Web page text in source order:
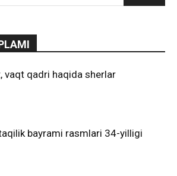
vaqt qadri haqida sherlar
bayrami rasmlari 34-yilligi